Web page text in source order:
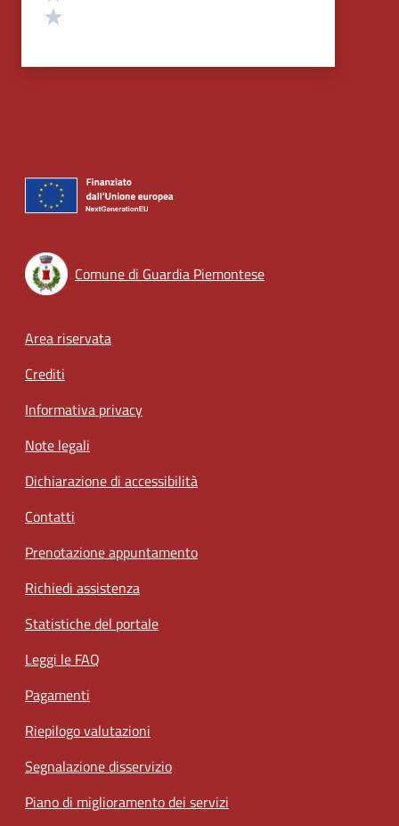
Comune di Guardia Piemontese
Footer menu
Area riservata
Crediti
Informativa privacy
Note legali
Dichiarazione di accessibilità
Contatti
Prenotazione appuntamento
Richiedi assistenza
Statistiche del portale
Leggi le FAQ
Pagamenti
Riepilogo valutazioni
Segnalazione disservizio
Piano di miglioramento dei servizi